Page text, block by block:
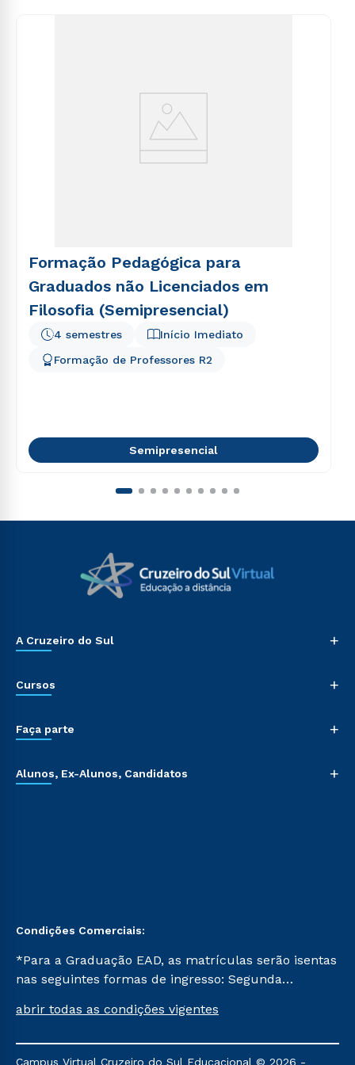
Formação Pedagógica para
Graduados não Licenciados em
Filosofia (Semipresencial)
Início Imediato
4 semestres
Formação de Professores R2
Semipresencial
A Cruzeiro do Sul +
Cursos +
Faça parte +
Alunos, Ex-Alunos, Candidatos +
Condições Comerciais:
*Para a Graduação EAD, as matrículas serão isentas
nas seguintes formas de ingresso: Segunda
Já para as demais, a taxa de matrícula será de R$
mencionadas são referentes aos cursos: Ensino
abrir todas as condições vigentes
Campus Virtual Cruzeiro do Sul Educacional © 2026 -